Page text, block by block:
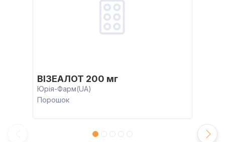
ВІЗЕАЛОТ 200 мг
Юрія-Фарм(UA)
Порошок